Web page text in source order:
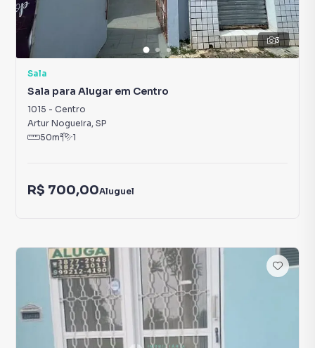
3
Sala
Sala para Alugar em Centro
1015 - Centro
Artur Nogueira, SP
50m² 1
R$ 700,00Aluguel